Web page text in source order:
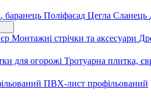
баранець Поліфасад Цегла Сланець
Монтажні стрічки та аксесуари
для огорожі Тротуарна плитка,
ПВХ-лист профільований